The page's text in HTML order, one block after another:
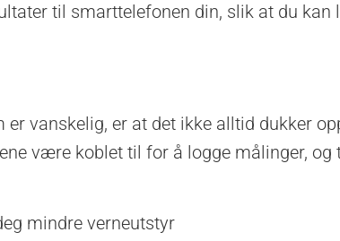
til smarttelefonen din, slik at du
vanskelig, er at det ikke alltid dukker
være koblet til for å logge målinger, og
mindre verneutstyr